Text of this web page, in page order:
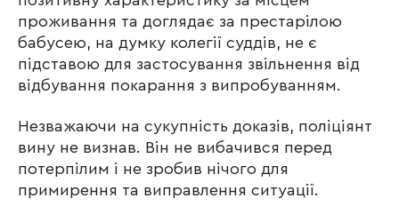
проживання та доглядає за престарілою
бабусею, на думку колегії суддів, не є
підставою для застосування звільнення від
відбування покарання з випробуванням.
Незважаючи на сукупність доказів, поліціянт
вину не визнав. Він не вибачився перед
потерпілим і не зробив нічого для
примирення та виправлення ситуації.